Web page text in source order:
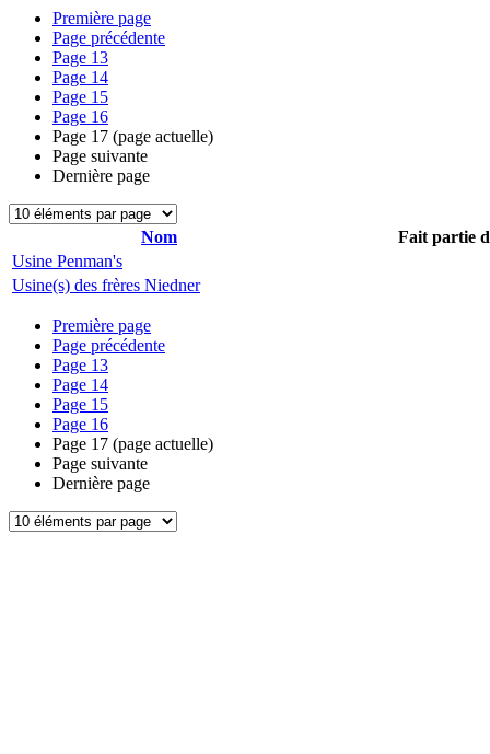
Première page
Page précédente
Page 13
Page 14
Page 15
Page 16
Page 17 (page actuelle)
Page suivante
Dernière page
Nom
Fait partie
Usine Penman's
Usine(s) des frères Niedner
Première page
Page précédente
Page 13
Page 14
Page 15
Page 16
Page 17 (page actuelle)
Page suivante
Dernière page